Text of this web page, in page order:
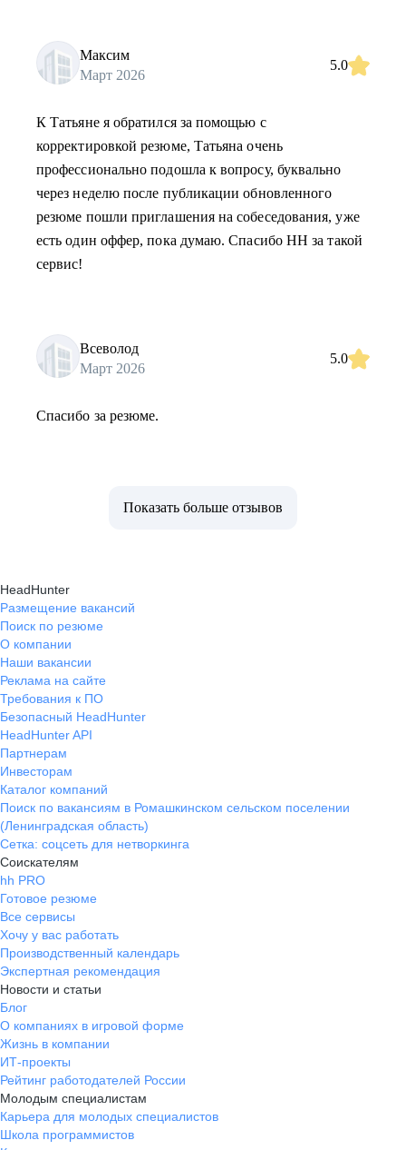
Максим
Март 2026
5.0
К Татьяне я обратился за помощью с
корректировкой резюме, Татьяна очень
профессионально подошла к вопросу, буквально
через неделю после публикации обновленного
резюме пошли приглашения на собеседования, уже
есть один оффер, пока думаю. Спасибо HH за такой
сервис!
Всеволод
Март 2026
5.0
Спасибо за резюме.
Показать больше отзывов
HeadHunter
Размещение вакансий
Поиск по резюме
О компании
Наши вакансии
Реклама на сайте
Требования к ПО
Безопасный HeadHunter
HeadHunter API
Партнерам
Инвесторам
Каталог компаний
Поиск по вакансиям в Ромашкинском сельском поселении
(Ленинградская область)
Сетка: соцсеть для нетворкинга
Соискателям
hh PRO
Готовое резюме
Все сервисы
Хочу у вас работать
Производственный календарь
Экспертная рекомендация
Новости и статьи
Блог
О компаниях в игровой форме
Жизнь в компании
ИТ-проекты
Рейтинг работодателей России
Молодым специалистам
Карьера для молодых специалистов
Школа программистов